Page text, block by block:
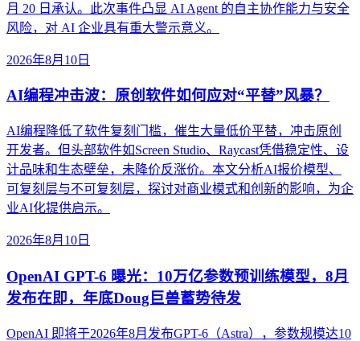
月 20 日承认。此次事件凸显 AI Agent 的自主协作能力与安全
风险，对 AI 企业具有重大警示意义。
2026年8月10日
AI编程冲击波：原创软件如何应对“平替”风暴？
AI编程降低了软件复刻门槛，催生大量低价平替，冲击原创
开发者。但头部软件如Screen Studio、Raycast凭借稳定性、设
计品味和生态壁垒，未降价反涨价。本文分析AI报价模型、
可复刻层与不可复刻层，探讨对商业模式和创新的影响，为企
业AI化提供启示。
2026年8月10日
OpenAI GPT-6 曝光：10万亿参数预训练模型，8月
发布在即，年底Doug巨兽蓄势待发
OpenAI 即将于2026年8月发布GPT-6（Astra），参数规模达10